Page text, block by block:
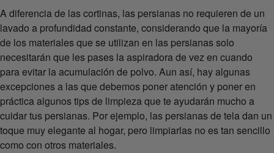
A diferencia de las cortinas, las persianas no requieren de un
lavado a profundidad constante, considerando que la mayoría
de los materiales que se utilizan en las persianas solo
necesitarán que les pases la aspiradora de vez en cuando
para evitar la acumulación de polvo. Aun así, hay algunas
excepciones a las que debemos poner atención y poner en
práctica algunos tips de limpieza que te ayudarán mucho a
cuidar tus persianas. Por ejemplo, las persianas de tela dan un
toque muy elegante al hogar, pero limpiarlas no es tan sencillo
como con otros materiales.